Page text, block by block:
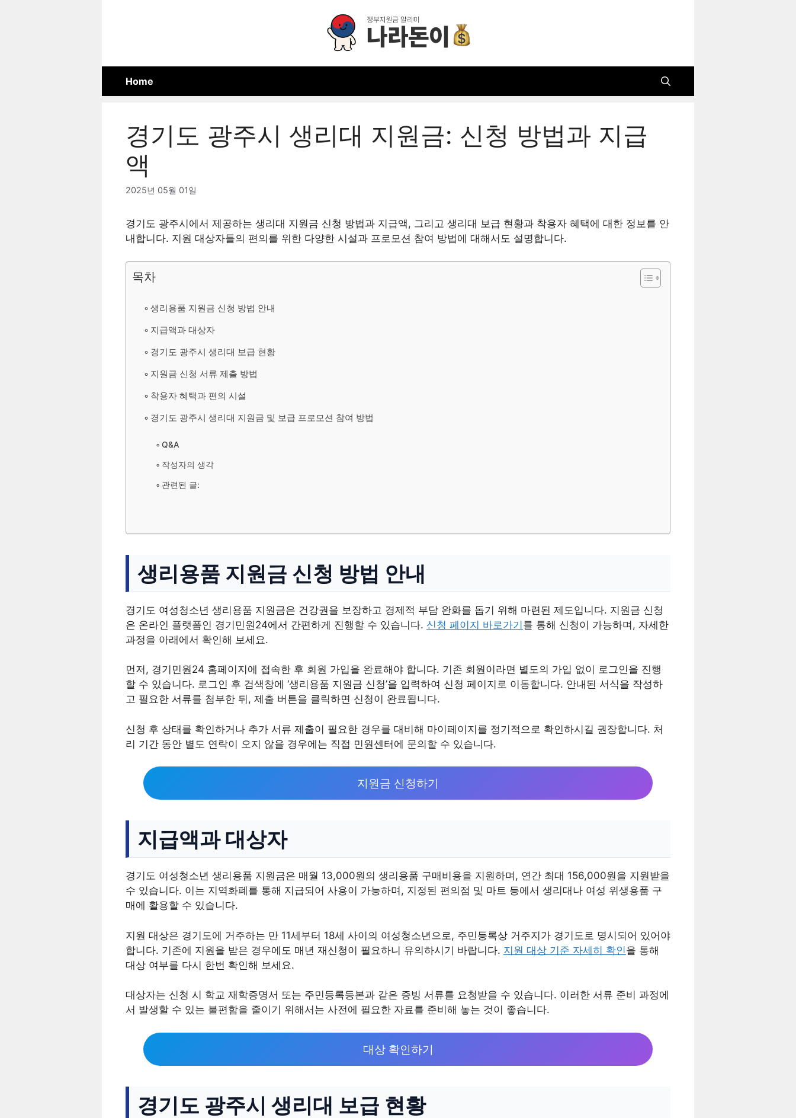
Home
경기도 광주시 생리대 지원금: 신청 방법과 지급
액
2025년 05월 01일
경기도 광주시에서 제공하는 생리대 지원금 신청 방법과 지급액, 그리고 생리대 보급 현황과 착용자 혜택에 대한 정보를 안
내합니다. 지원 대상자들의 편의를 위한 다양한 시설과 프로모션 참여 방법에 대해서도 설명합니다.
목차
생리용품 지원금 신청 방법 안내
지급액과 대상자
경기도 광주시 생리대 보급 현황
지원금 신청 서류 제출 방법
착용자 혜택과 편의 시설
경기도 광주시 생리대 지원금 및 보급 프로모션 참여 방법
Q&A
작성자의 생각
관련된 글:
생리용품 지원금 신청 방법 안내
경기도 여성청소년 생리용품 지원금은 건강권을 보장하고 경제적 부담 완화를 돕기 위해 마련된 제도입니다. 지원금 신청
은 온라인 플랫폼인 경기민원24에서 간편하게 진행할 수 있습니다. 신청 페이지 바로가기를 통해 신청이 가능하며, 자세한
과정을 아래에서 확인해 보세요.
먼저, 경기민원24 홈페이지에 접속한 후 회원 가입을 완료해야 합니다. 기존 회원이라면 별도의 가입 없이 로그인을 진행
할 수 있습니다. 로그인 후 검색창에 ‘생리용품 지원금 신청’을 입력하여 신청 페이지로 이동합니다. 안내된 서식을 작성하
고 필요한 서류를 첨부한 뒤, 제출 버튼을 클릭하면 신청이 완료됩니다.
신청 후 상태를 확인하거나 추가 서류 제출이 필요한 경우를 대비해 마이페이지를 정기적으로 확인하시길 권장합니다. 처
리 기간 동안 별도 연락이 오지 않을 경우에는 직접 민원센터에 문의할 수 있습니다.
지원금 신청하기
지급액과 대상자
경기도 여성청소년 생리용품 지원금은 매월 13,000원의 생리용품 구매비용을 지원하며, 연간 최대 156,000원을 지원받을
수 있습니다. 이는 지역화폐를 통해 지급되어 사용이 가능하며, 지정된 편의점 및 마트 등에서 생리대나 여성 위생용품 구
매에 활용할 수 있습니다.
지원 대상은 경기도에 거주하는 만 11세부터 18세 사이의 여성청소년으로, 주민등록상 거주지가 경기도로 명시되어 있어야
합니다. 기존에 지원을 받은 경우에도 매년 재신청이 필요하니 유의하시기 바랍니다. 지원 대상 기준 자세히 확인을 통해
대상 여부를 다시 한번 확인해 보세요.
대상자는 신청 시 학교 재학증명서 또는 주민등록등본과 같은 증빙 서류를 요청받을 수 있습니다. 이러한 서류 준비 과정에
서 발생할 수 있는 불편함을 줄이기 위해서는 사전에 필요한 자료를 준비해 놓는 것이 좋습니다.
대상 확인하기
경기도 광주시 생리대 보급 현황